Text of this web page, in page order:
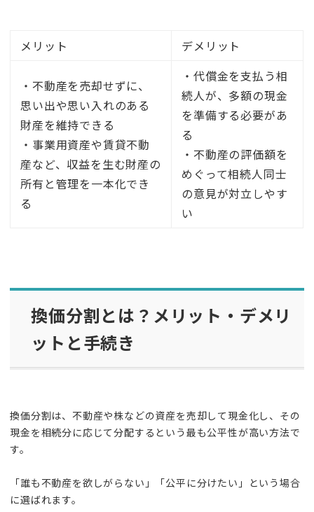
メリット デメリット
・不動産を売却せずに、
思い出や思い入れのある
財産を維持できる
・事業用資産や賃貸不動
産など、収益を生む財産の
所有と管理を一本化でき
る
・代償金を支払う相
続人が、多額の現金
を準備する必要があ
る
・不動産の評価額を
めぐって相続人同士
の意見が対立しやす
い
換価分割とは？メリット・デメリ
ットと手続き
換価分割は、不動産や株などの資産を売却して現金化し、その
現金を相続分に応じて分配するという最も公平性が高い方法で
す。
「誰も不動産を欲しがらない」「公平に分けたい」という場合
に選ばれます。